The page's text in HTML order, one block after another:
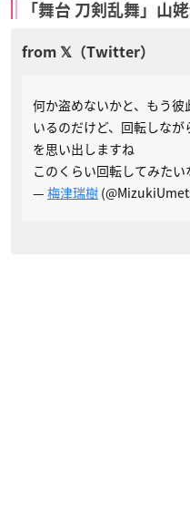
「舞台 刀剣乱舞」山
何か盗めないかと、もう
いるのだけど、回転しな
を思い出しますね
このくらい回転してみた
— 梅津瑞樹